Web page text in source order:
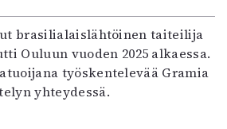
brasilialaislähtöinen taiteilija
Ouluun vuoden 2025 alkaessa.
työskentelevää Gramia
yhteydessä.